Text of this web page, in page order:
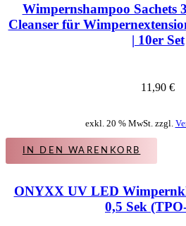
Wimpernshampoo Sachets
Cleanser für
| 10er Set
11,90 €
exkl. 20 % MwSt. zzgl.
IN DEN WARENKORB
ONYXX UV LED
0,5 Sek